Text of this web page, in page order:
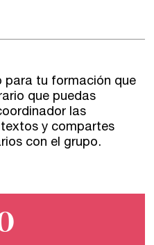
para tu formación que
que puedas
las
y compartes
con el grupo.